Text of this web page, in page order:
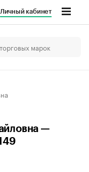
Личный кабинет
—